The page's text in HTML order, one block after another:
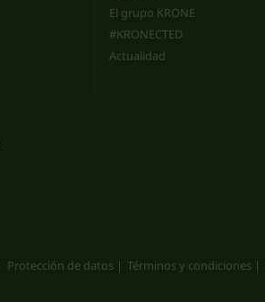
El grupo KRONE
#KRONECTED
Actualidad
Protección de datos Términos y condiciones